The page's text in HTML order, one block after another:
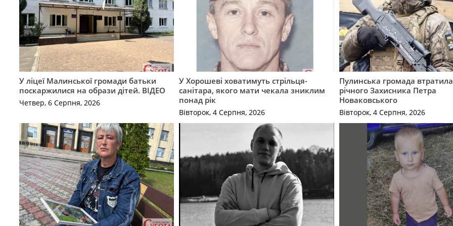
У ліцеї Малинської громади батьки
поскаржилися на образи дітей. ВІДЕО
Четвер, 6 Серпня, 2026
У Хорошеві ховатимуть стрільця-
санітара, якого мати чекала зниклим
понад рік
Вівторок, 4 Серпня, 2026
Пулинська громада
річного Захисника Петра
Новаковського
Вівторок, 4 Серпня, 2026